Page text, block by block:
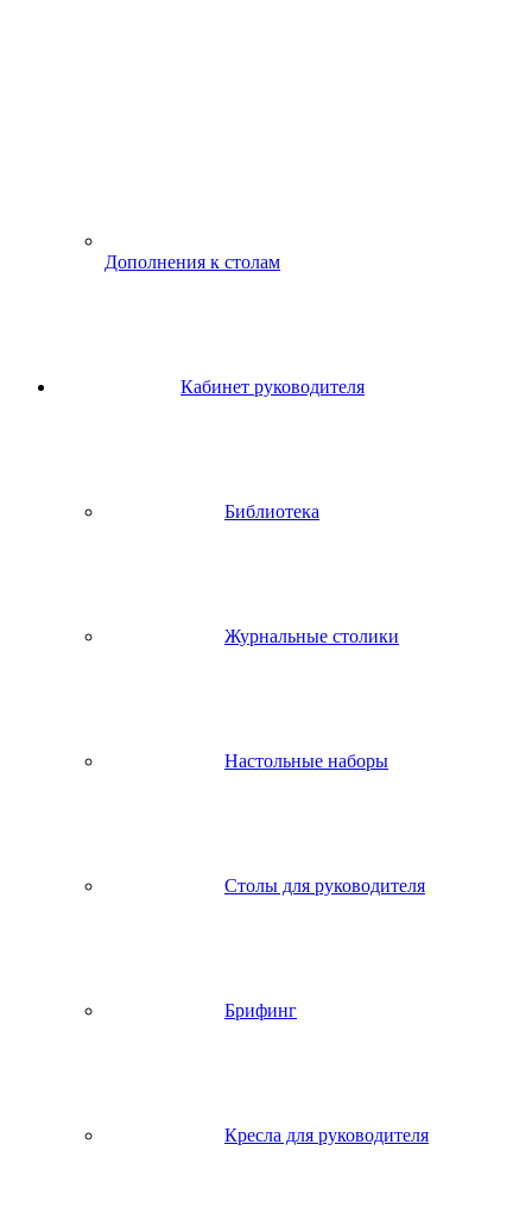
Дополнения к столам
Кабинет руководителя
Библиотека
Журнальные столики
Настольные наборы
Столы для руководителя
Брифинг
Кресла для руководителя